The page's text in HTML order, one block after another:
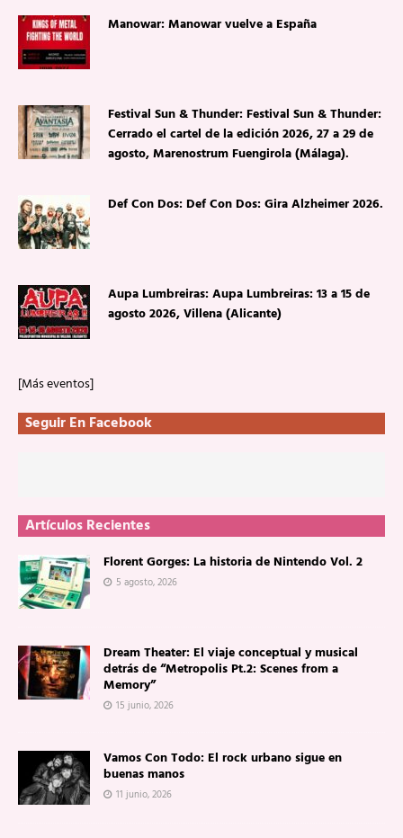
Manowar: Manowar vuelve a España
Festival Sun & Thunder: Festival Sun & Thunder:
Cerrado el cartel de la edición 2026, 27 a 29 de
agosto, Marenostrum Fuengirola (Málaga).
Def Con Dos: Def Con Dos: Gira Alzheimer 2026.
Aupa Lumbreiras: Aupa Lumbreiras: 13 a 15 de
agosto 2026, Villena (Alicante)
[Más eventos]
Seguir En Facebook
Artículos Recientes
Florent Gorges: La historia de Nintendo Vol. 2
5 agosto, 2026
Dream Theater: El viaje conceptual y musical
detrás de “Metropolis Pt.2: Scenes from a
Memory”
15 junio, 2026
Vamos Con Todo: El rock urbano sigue en
buenas manos
11 junio, 2026